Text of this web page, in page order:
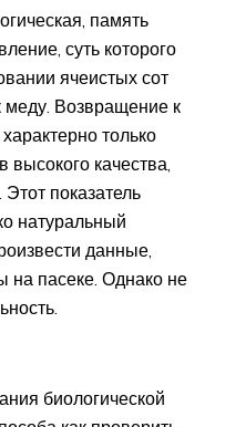
память
суть которого
ячеистых сот
Возвращение к
только
высокого качества,
показатель
натуральный
данные,
на пасеке. Однако не
биологической